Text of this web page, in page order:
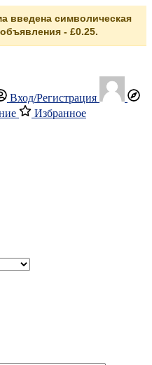
введена символическая
- £0.25.
Вход/Регистрация
Избранное